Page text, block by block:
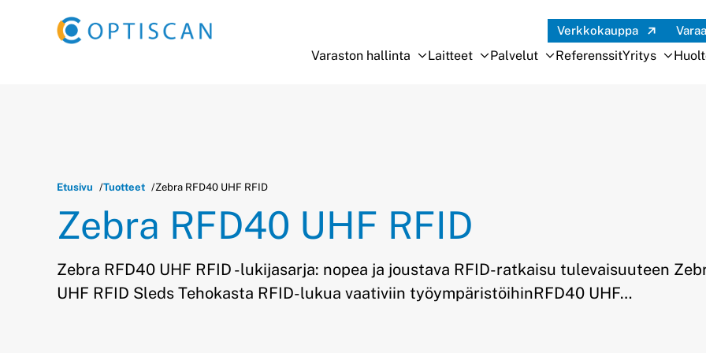
Verkkokauppa
Varaston hallinta
Avaa alivalikko
Sulje alivalikko
Laitteet
Avaa alivalikko
Sulje alivalikko
Palvelut
Avaa alivalikko
Sulje alivalikko
ReferenssitYritys
Avaa
Sulje
Etusivu Tuotteet Zebra RFD40 UHF RFID
Zebra RFD40 UHF RFID
Zebra RFD40 UHF RFID -lukijasarja: nopea ja joustava RFID-ratkaisu tulevaisuuteen
UHF RFID Sleds Tehokasta RFID-lukua vaativiin työympäristöihinRFD40 UHF…